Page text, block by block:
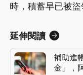
時，積蓄早已被盜
延伸閱讀
補助進
金」，